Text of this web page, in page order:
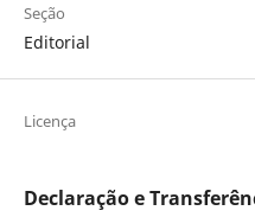
Seção
Editorial
Licença
Declaração e